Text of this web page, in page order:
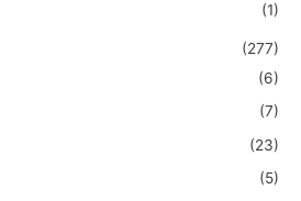
(1)
(277)
(6)
(7)
(23)
(5)